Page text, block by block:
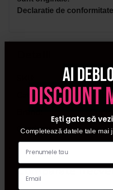
Declaratie de
Categorii
Cantitate
15ml
Cumparate
Ai
discount
Ești gata să
Completează datele tale mai